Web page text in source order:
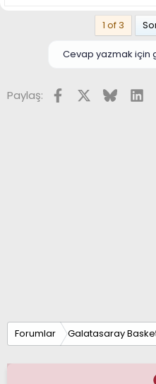
1 of 3
Cevap yazmak için
Paylaş: FacebookX (Twitter)
Bluesky
Forumlar Galatasaray